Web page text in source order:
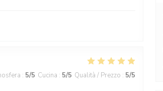
: 5/5 Cucina : 5/5 Qualità / Prezzo : 5/5